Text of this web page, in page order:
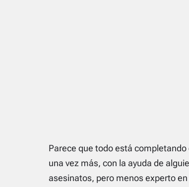
Parece que todo está
una vez más, con la ayuda de
asesinatos, pero menos experto